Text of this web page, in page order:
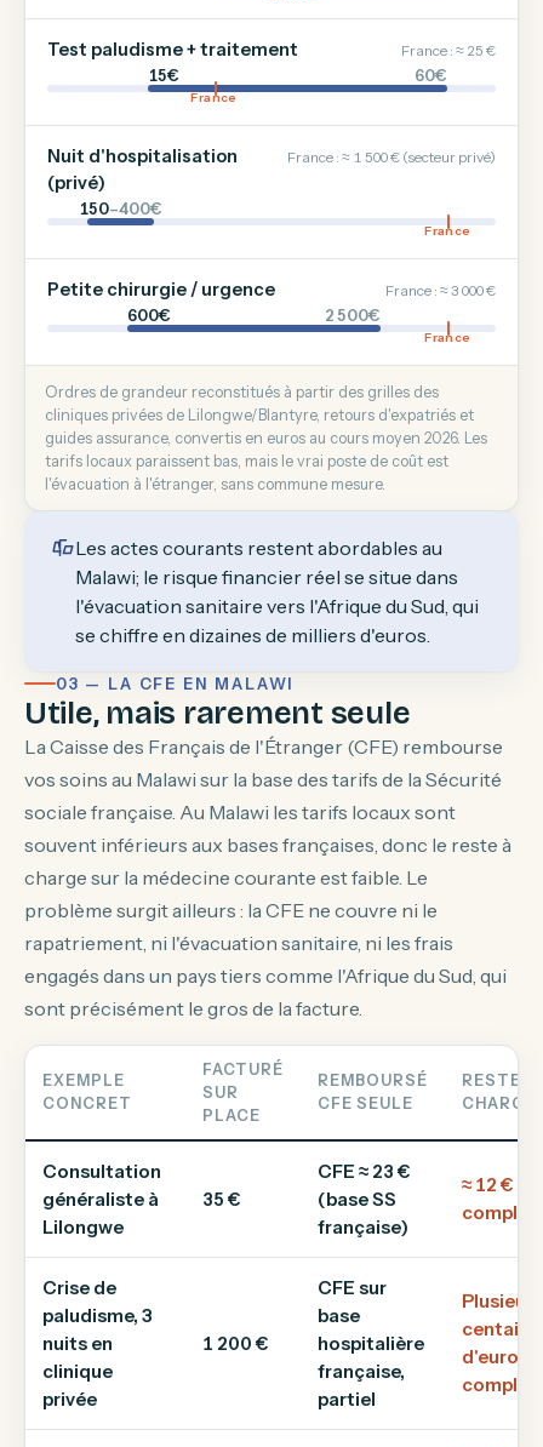
Test paludisme + traitement France : ≈ 25 €
15€ 60€
France
Nuit d'hospitalisation
(privé)
France : ≈ 1 500 € (secteur privé)
150–400€
France
Petite chirurgie / urgence France : ≈ 3 000 €
600€ 2 500€
France
Ordres de grandeur reconstitués à partir des grilles des
cliniques privées de Lilongwe/Blantyre, retours d'expatriés et
guides assurance, convertis en euros au cours moyen 2026. Les
tarifs locaux paraissent bas, mais le vrai poste de coût est
l'évacuation à l'étranger, sans commune mesure.
Les actes courants restent abordables au
Malawi; le risque financier réel se situe dans
l'évacuation sanitaire vers l'Afrique du Sud, qui
se chiffre en dizaines de milliers d'euros.
03 — LA CFE EN MALAWI
Utile, mais rarement seule
La Caisse des Français de l'Étranger (CFE) rembourse
vos soins au Malawi sur la base des tarifs de la Sécurité
sociale française. Au Malawi les tarifs locaux sont
souvent inférieurs aux bases françaises, donc le reste à
charge sur la médecine courante est faible. Le
problème surgit ailleurs : la CFE ne couvre ni le
rapatriement, ni l'évacuation sanitaire, ni les frais
engagés dans un pays tiers comme l'Afrique du Sud, qui
sont précisément le gros de la facture.
EXEMPLE
CONCRET
FACTURÉ
SUR
PLACE
REMBOURSÉ
CFE SEULE
RESTE À
CHARGE
Consultation
généraliste à
Lilongwe
35 €
CFE ≈ 23 €
(base SS
française)
≈ 12 €
Crise de
paludisme, 3
nuits en
clinique
privée
1 200 €
CFE sur
base
hospitalière
française,
partiel
Plusieurs
d'euros